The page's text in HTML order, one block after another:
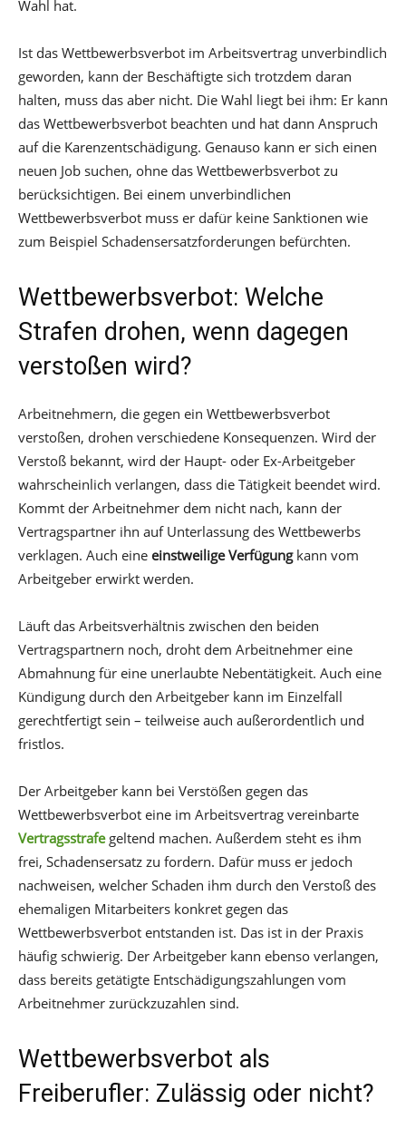
Wahl hat.
Ist das Wettbewerbsverbot im Arbeitsvertrag unverbindlich
geworden, kann der Beschäftigte sich trotzdem daran
halten, muss das aber nicht. Die Wahl liegt bei ihm: Er kann
das Wettbewerbsverbot beachten und hat dann Anspruch
auf die Karenzentschädigung. Genauso kann er sich einen
neuen Job suchen, ohne das Wettbewerbsverbot zu
berücksichtigen. Bei einem unverbindlichen
Wettbewerbsverbot muss er dafür keine Sanktionen wie
zum Beispiel Schadensersatzforderungen befürchten.
Wettbewerbsverbot: Welche
Strafen drohen, wenn dagegen
verstoßen wird?
Arbeitnehmern, die gegen ein Wettbewerbsverbot
verstoßen, drohen verschiedene Konsequenzen. Wird der
Verstoß bekannt, wird der Haupt- oder Ex-Arbeitgeber
wahrscheinlich verlangen, dass die Tätigkeit beendet wird.
Kommt der Arbeitnehmer dem nicht nach, kann der
Vertragspartner ihn auf Unterlassung des Wettbewerbs
verklagen. Auch eine einstweilige Verfügungkann vom
Arbeitgeber erwirkt werden.
Läuft das Arbeitsverhältnis zwischen den beiden
Vertragspartnern noch, droht dem Arbeitnehmer eine
Abmahnung für eine unerlaubte Nebentätigkeit. Auch eine
Kündigung durch den Arbeitgeber kann im Einzelfall
gerechtfertigt sein – teilweise auch außerordentlich und
fristlos.
Der Arbeitgeber kann bei Verstößen gegen das
Wettbewerbsverbot eine im Arbeitsvertrag vereinbarte
Vertragsstrafegeltend machen. Außerdem steht es ihm
frei, Schadensersatz zu fordern. Dafür muss er jedoch
nachweisen, welcher Schaden ihm durch den Verstoß des
ehemaligen Mitarbeiters konkret gegen das
Wettbewerbsverbot entstanden ist. Das ist in der Praxis
häufig schwierig. Der Arbeitgeber kann ebenso verlangen,
dass bereits getätigte Entschädigungszahlungen vom
Arbeitnehmer zurückzuzahlen sind.
Wettbewerbsverbot als
Freiberufler: Zulässig oder nicht?